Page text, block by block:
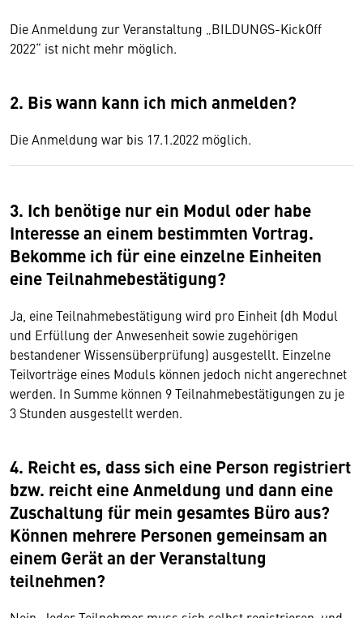
Die Anmeldung zur Veranstaltung „BILDUNGS-KickOff
2022“ ist nicht mehr möglich.
2. Bis wann kann ich mich anmelden?
Die Anmeldung war bis 17.1.2022 möglich.
3. Ich benötige nur ein Modul oder habe
Interesse an einem bestimmten Vortrag.
Bekomme ich für eine einzelne Einheiten
eine Teilnahmebestätigung?
Ja, eine Teilnahmebestätigung wird pro Einheit (dh Modul
und Erfüllung der Anwesenheit sowie zugehörigen
bestandener Wissensüberprüfung) ausgestellt. Einzelne
Teilvorträge eines Moduls können jedoch nicht angerechnet
werden. In Summe können 9 Teilnahmebestätigungen zu je
3 Stunden ausgestellt werden.
4. Reicht es, dass sich eine Person registriert
bzw. reicht eine Anmeldung und dann eine
Zuschaltung für mein gesamtes Büro aus?
Können mehrere Personen gemeinsam an
einem Gerät an der Veranstaltung
teilnehmen?